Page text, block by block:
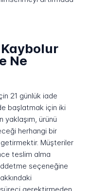
Ne
21 günlük iade
başlatmak için iki
yaklaşım, ürünü
herhangi bir
Müşteriler
teslim alma
seçeneğine